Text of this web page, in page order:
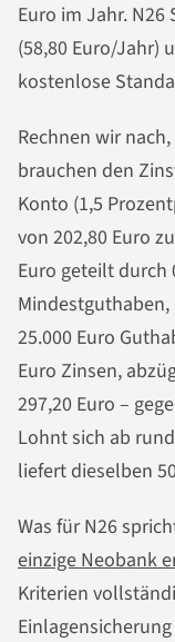
Euro im Jahr.
(58,80 Euro/Jahr)
kostenlose
Rechnen wir
brauchen den
Konto (1,5
von 202,80 Euro
Euro geteilt durch
25.000 Euro
Euro Zinsen,
297,20 Euro –
Lohnt sich ab
liefert dieselben
Was für N26
einzige Neobank
Kriterien